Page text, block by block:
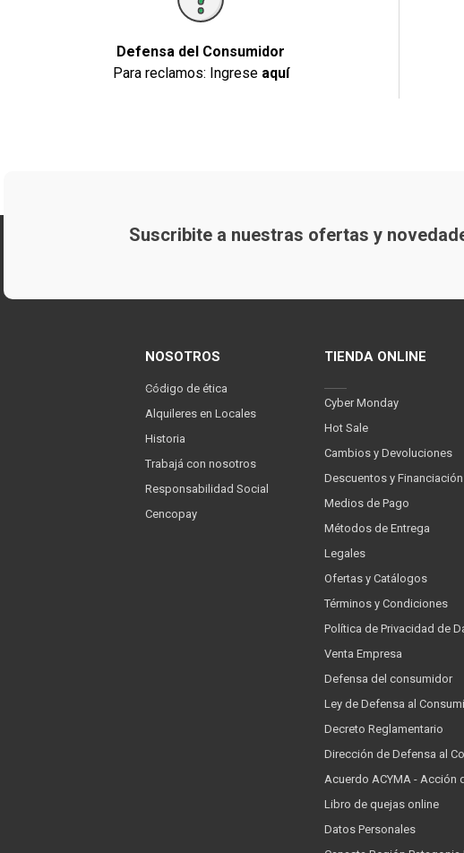
Defensa del Consumidor
Para reclamos: Ingrese aquí
Suscribite a nuestras ofertas y
NOSOTROS
Código de ética
Alquileres en Locales
Historia
Trabajá con nosotros
Responsabilidad Social
Cencopay
TIENDA ONLINE
Cyber Monday
Hot Sale
Cambios y Devoluciones
Descuentos y Financiación
Medios de Pago
Métodos de Entrega
Legales
Ofertas y Catálogos
Términos y Condiciones
Política de Privacidad de
Venta Empresa
Defensa del consumidor
Ley de Defensa al
Decreto Reglamentario
Dirección de Defensa al
Acuerdo ACYMA - Acción
Libro de quejas online
Datos Personales